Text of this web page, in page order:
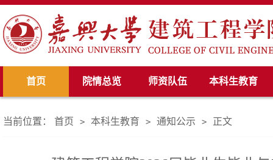
首页 院情总览 师资队伍 本科生教育
当前位置： 首页 > 本科生教育 > 通知公示 > 正文